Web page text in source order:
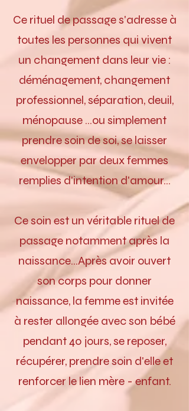
Ce rituel de passage s'adresse à
toutes les personnes qui vivent
un changement dans leur vie :
déménagement, changement
professionnel, séparation, deuil,
ménopause ...ou simplement
prendre soin de soi, se laisser
envelopper par deux femmes
remplies d'intention d'amour...
Ce soin est un véritable rituel de
passage notamment après la
naissance...Après avoir ouvert
son corps pour donner
naissance, la femme est invitée
à rester allongée avec son bébé
pendant 40 jours, se reposer,
récupérer, prendre soin d'elle et
renforcer le lien mère - enfant.